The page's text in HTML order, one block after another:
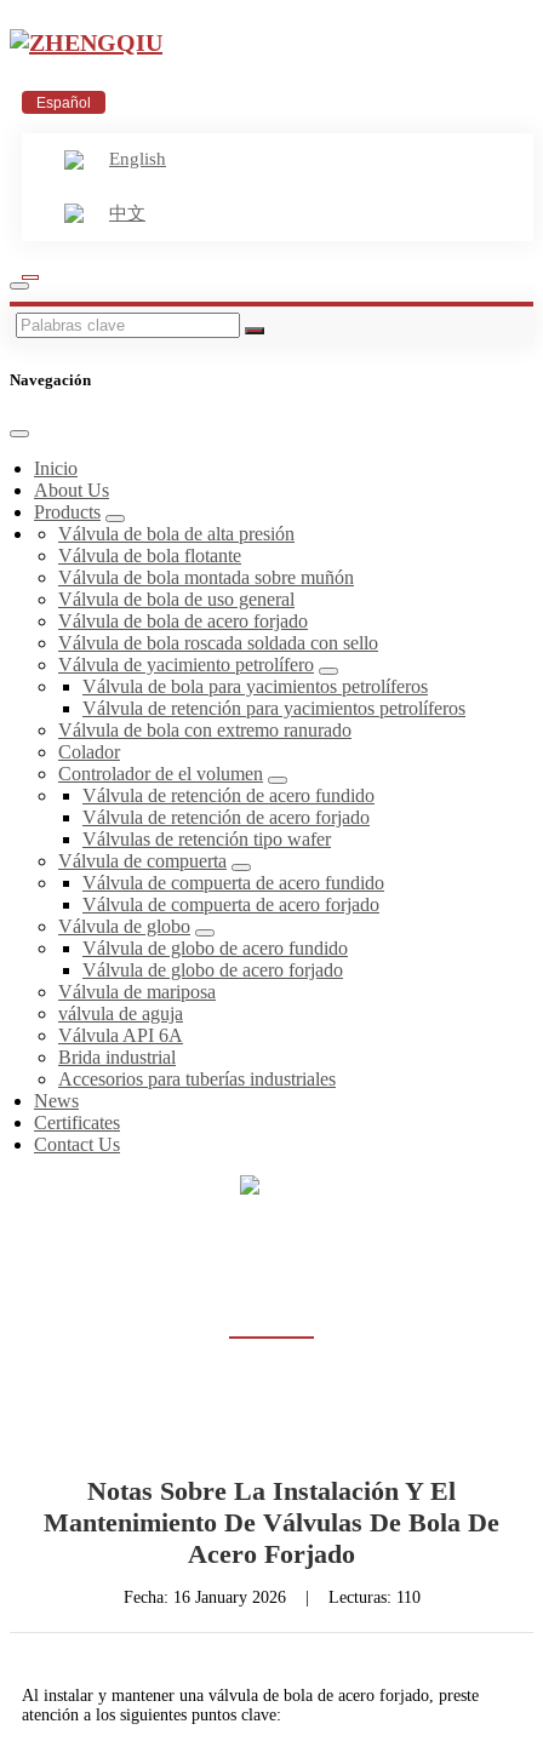
Español
English
中文
Navegación
Inicio
About Us
Products
Válvula de bola de alta presión
Válvula de bola flotante
Válvula de bola montada sobre muñón
Válvula de bola de uso general
Válvula de bola de acero forjado
Válvula de bola roscada soldada con sello
Válvula de yacimiento petrolífero
Válvula de bola para yacimientos petrolíferos
Válvula de retención para yacimientos petrolíferos
Válvula de bola con extremo ranurado
Colador
Controlador de el volumen
Válvula de retención de acero fundido
Válvula de retención de acero forjado
Válvulas de retención tipo wafer
Válvula de compuerta
Válvula de compuerta de acero fundido
Válvula de compuerta de acero forjado
Válvula de globo
Válvula de globo de acero fundido
Válvula de globo de acero forjado
Válvula de mariposa
válvula de aguja
Válvula API 6A
Brida industrial
Accesorios para tuberías industriales
News
Certificates
Contact Us
Notas Sobre La Instalación Y El
Mantenimiento De Válvulas De Bola De
Acero Forjado
Fecha: 16 January 2026 Lecturas: 110
Al instalar y mantener una válvula de bola de acero forjado, preste
atención a los siguientes puntos clave: